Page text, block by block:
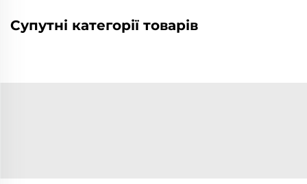
Супутні категорії товарів